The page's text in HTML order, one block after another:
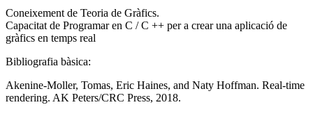
Coneixement de Teoria de Gràfics.
Capacitat de Programar en C / C ++ per a crear una aplicació de
gràfics en temps real
Bibliografia bàsica:
Akenine-Moller, Tomas, Eric Haines, and Naty Hoffman. Real-time
rendering. AK Peters/CRC Press, 2018.